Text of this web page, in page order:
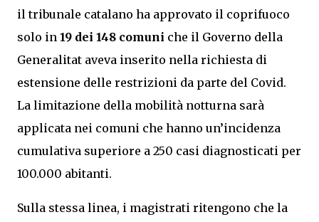
il tribunale catalano ha approvato il coprifuoco
solo in 19 dei 148 comuni che il Governo della
Generalitat aveva inserito nella richiesta di
estensione delle restrizioni da parte del Covid.
La limitazione della mobilità notturna sarà
applicata nei comuni che hanno un’incidenza
cumulativa superiore a 250 casi diagnosticati per
100.000 abitanti.
Sulla stessa linea, i magistrati ritengono che la